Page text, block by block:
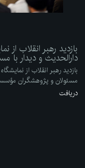
بازدید رهبر انقلاب
دارالحدیث و دیدار
بازدید رهبر انقلاب از
مسئولان و پژوهشگران
دریافت